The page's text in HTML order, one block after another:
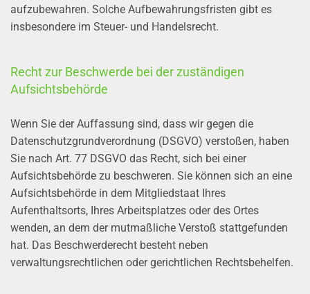
aufzubewahren. Solche Aufbewahrungsfristen gibt es
insbesondere im Steuer- und Handelsrecht.
Recht zur Beschwerde bei der zuständigen
Aufsichtsbehörde
Wenn Sie der Auffassung sind, dass wir gegen die
Datenschutzgrundverordnung (DSGVO) verstoßen, haben
Sie nach Art. 77 DSGVO das Recht, sich bei einer
Aufsichtsbehörde zu beschweren. Sie können sich an eine
Aufsichtsbehörde in dem Mitgliedstaat Ihres
Aufenthaltsorts, Ihres Arbeitsplatzes oder des Ortes
wenden, an dem der mutmaßliche Verstoß stattgefunden
hat. Das Beschwerderecht besteht neben
verwaltungsrechtlichen oder gerichtlichen Rechtsbehelfen.